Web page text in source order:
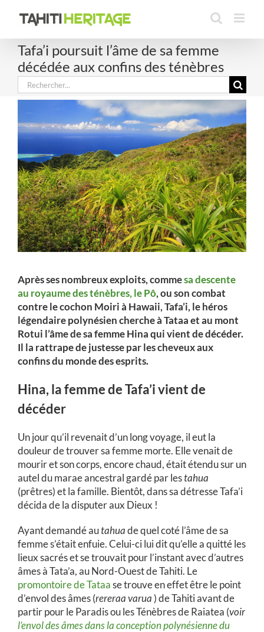
Tafa’i poursuit l’âme de sa femme
décédée aux confins des ténèbres
Rechercher:
Après ses nombreux exploits, commesa descente
au royaume des ténèbres, le Pô, ou son combat
contre le cochon Moiri à Hawaii, Tafa’i, le héros
légendaire polynésien cherche à Tataa et au mont
Rotui l’âme de sa femme Hina qui vient de décéder.
Il la rattrape de justesse par les cheveux aux
confins du monde des esprits.
Hina, la femme de Tafa’i vient de
décéder
Un jour qu’il revenait d’un long voyage, il eut la
douleur de trouver sa femme morte. Elle venait de
mourir et son corps, encore chaud, était étendu sur un
autel du marae ancestral gardé par lestahua
(prêtres) et la famille. Bientôt, dans sa détresse Tafa’i
décida de la disputer aux Dieux !
Ayant demandé autahuade quel coté l’âme de sa
femme s’était enfuie. Celui-ci lui dit qu’elle a quitté les
lieux sacrés et se trouvait pour l’instant avec d’autres
âmes à Tata’a, au Nord-Ouest de Tahiti. Le
promontoire de Tataase trouve en effet être le point
d’envol des âmes (rereraa varua) de Tahiti avant de
partir pour le Paradis ou les Ténèbres de Raiatea (voir
l’envol des âmes dans la conception polynésienne du